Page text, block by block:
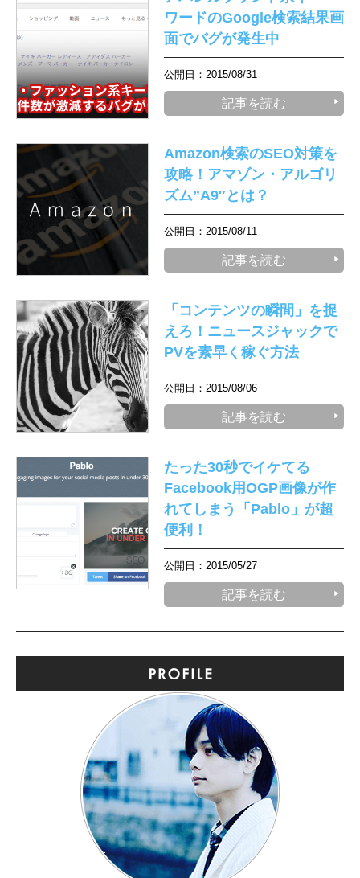
ワードのGoogle検索結果画
面でバグが発生中
公開日：2015/08/31
記事を読む
Amazon検索のSEO対策を
攻略！アマゾン・アルゴリ
ズム”A9″とは？
公開日：2015/08/11
記事を読む
「コンテンツの瞬間」を捉
えろ！ニュースジャックで
PVを素早く稼ぐ方法
公開日：2015/08/06
記事を読む
たった30秒でイケてる
Facebook用OGP画像が作
れてしまう「Pablo」が超
便利！
公開日：2015/05/27
記事を読む